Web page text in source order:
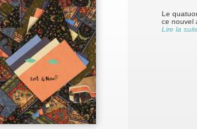
Le
ce nouvel
Lire la